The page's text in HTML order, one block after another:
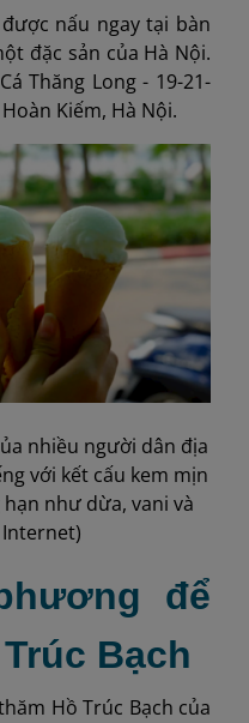
nấu ngay tại bàn
đặc sản của Hà Nội.
Thăng Long - 19-21-
Kiếm, Hà Nội.
nhiều người dân địa
với kết cấu kem mịn
như dừa, vani và
để
Bạch
Hồ Trúc Bạch của